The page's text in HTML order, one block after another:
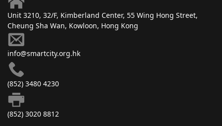
Unit 3210, 32/F, Kimberland Center, 55 Wing Hong Street,
Cheung Sha Wan, Kowloon, Hong Kong
info@smartcity.org.hk
(852) 3480 4230
(852) 3020 8812